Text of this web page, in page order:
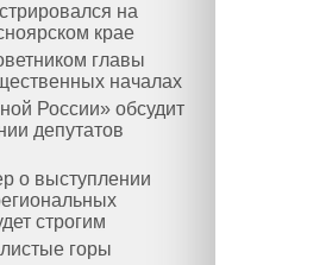
на
крае
главы
началах
России» обсудит
депутатов
о выступлении
строгим
горы